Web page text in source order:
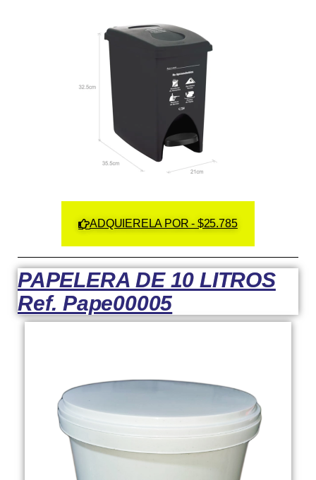
ADQUIERELA POR - $25.785
PAPELERA DE 10 LITROS
Ref. Pape00005